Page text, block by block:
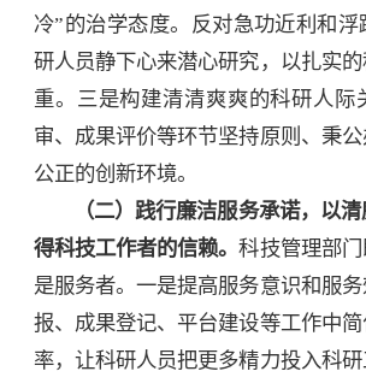
冷”的治学态度。反对急功近利和
研人员静下心来潜心研究，以扎实
重。三是构建清清爽爽的科研人际
审、成果评价等环节坚持原则、秉
公正的创新环境。
（二）践行廉洁服务承诺，以
得科技工作者的信赖。科技管理部
是服务者。一是提高服务意识和服
报、成果登记、平台建设等工作中
率，让科研人员把更多精力投入科